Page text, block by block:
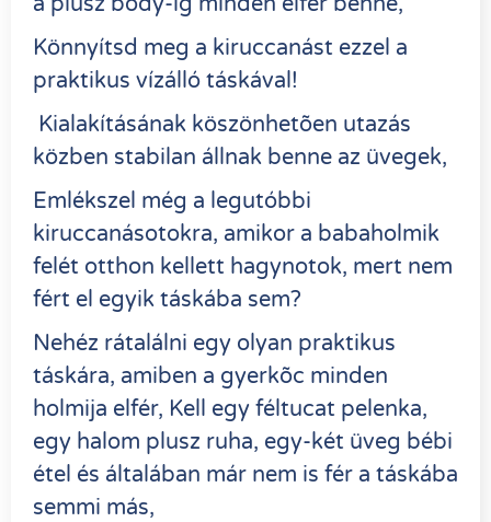
Könnyítsd meg a kiruccanást ezzel a
praktikus vízálló táskával!
Kialakításának köszönhetõen utazás
közben stabilan állnak benne az üvegek,
Emlékszel még a legutóbbi
kiruccanásotokra, amikor a babaholmik
felét otthon kellett hagynotok, mert nem
fért el egyik táskába sem?
Nehéz rátalálni egy olyan praktikus
táskára, amiben a gyerkõc minden
holmija elfér, Kell egy féltucat pelenka,
egy halom plusz ruha, egy-két üveg bébi
étel és általában már nem is fér a táskába
semmi más,